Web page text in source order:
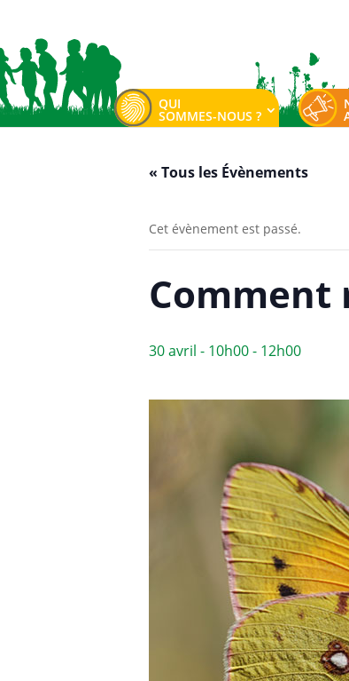
QUI
SOMMES-NOUS ?
« Tous les Évènements
Cet évènement est passé.
Comment
30 avril - 10h00- 12h00